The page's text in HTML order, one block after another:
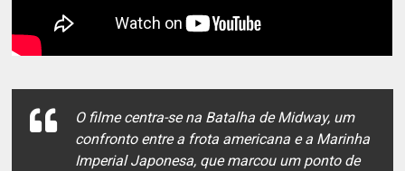
O filme centra-se na Batalha de Midway, um
confronto entre a frota americana e a Marinha
Imperial Japonesa, que marcou um ponto de